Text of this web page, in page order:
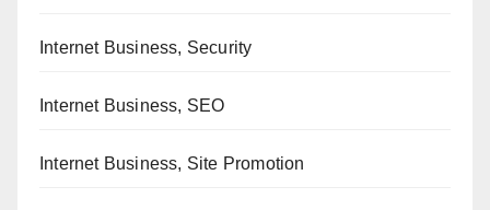
Internet Business, Security
Internet Business, SEO
Internet Business, Site Promotion